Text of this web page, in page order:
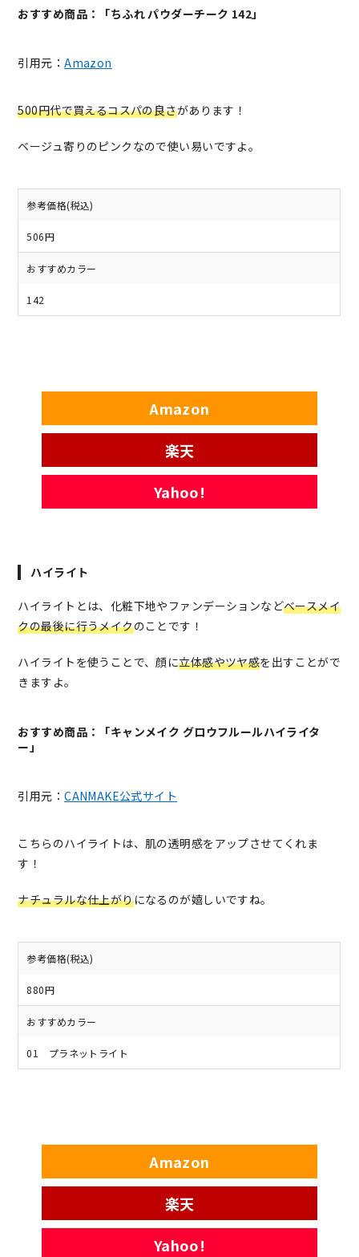
おすすめ商品：「ちふれ パウダーチーク 142」
引用元：Amazon
500円代で買えるコスパの良さがあります！
ベージュ寄りのピンクなので使い易いですよ。
参考価格(税込)
506円
おすすめカラー
142
Amazon
楽天
Yahoo!
ハイライト
ハイライトとは、化粧下地やファンデーションなどベースメイ
クの最後に行うメイクのことです！
ハイライトを使うことで、顔に立体感やツヤ感を出すことがで
きますよ。
おすすめ商品：「キャンメイク グロウフルールハイライタ
ー」
引用元：CANMAKE公式サイト
こちらのハイライトは、肌の透明感をアップさせてくれま
す！
ナチュラルな仕上がりになるのが嬉しいですね。
参考価格(税込)
880円
おすすめカラー
01 プラネットライト
Amazon
楽天
Yahoo!